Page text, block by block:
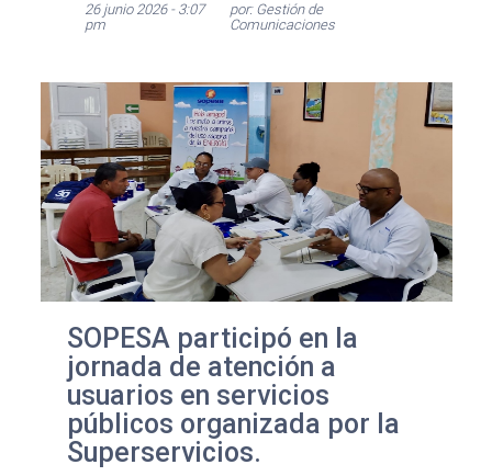
26 junio 2026 - 3:07
pm
por: Gestión de
Comunicaciones
SOPESA participó en la
jornada de atención a
usuarios en servicios
públicos organizada por la
Superservicios.